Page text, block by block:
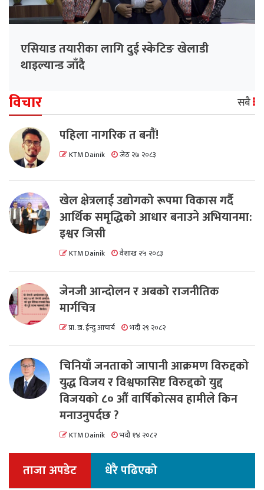
एसियाड तयारीका लागि दुई स्केटिङ खेलाडी
थाइल्यान्ड जाँदै
विचार सबै
पहिला नागरिक त बनाैं!
KTM Dainik जेठ २७ २०८३
खेल क्षेत्रलाई उद्योगको रूपमा विकास गर्दै
आर्थिक समृद्धिको आधार बनाउने अभियानमा:
इश्वर जिसी
KTM Dainik वैशाख २५ २०८३
जेनजी आन्दोलन र अबको राजनीतिक
मार्गचित्र
प्रा. डा. ईन्दु आचार्य भदौ २९ २०८२
चिनियाँ जनताको जापानी आक्रमण विरुद्दको
युद्ध विजय र विश्वफासिष्ट विरुद्दको युद्द
विजयको ८० औं वार्षिकोत्सव हामीले किन
मनाउनुपर्दछ ?
KTM Dainik भदौ १४ २०८२
ताजा अपडेट धेरै पढिएको